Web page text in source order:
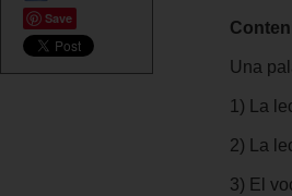
Save
Una
1) La
2) La
3) El